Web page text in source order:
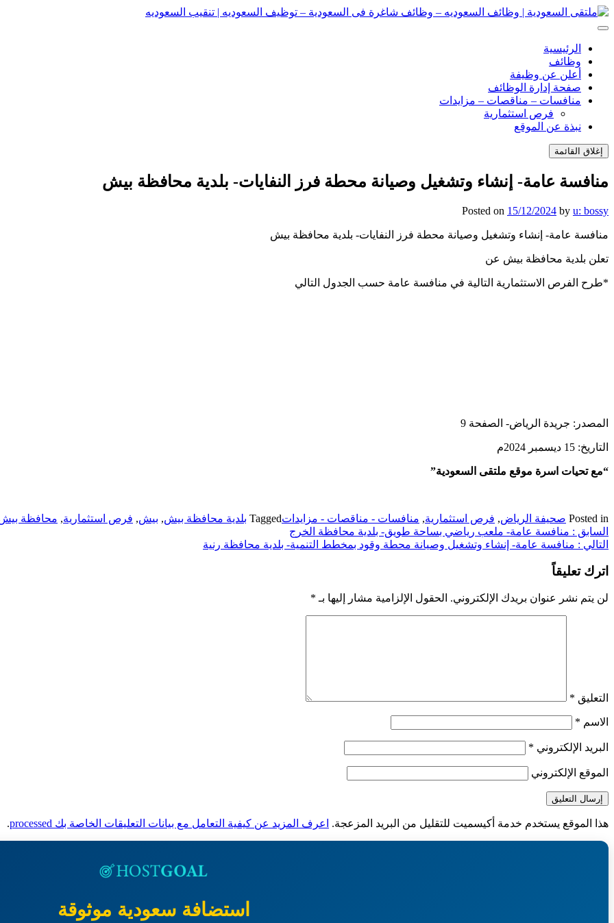
انتقل
إلى
الرئيسية
وظائف
أعلن عن وظيفة
صفحة إدارة الوظائف
منافسات – مناقصات – مزايدات
فرص استثمارية
نبذة عن الموقع
إغلاق القائمة
منافسة عامة- إنشاء وتشغيل وصيانة محطة فرز النفايات- بلدية محافظة بيش
Posted on 15/12/2024 by u: bossy
منافسة عامة- إنشاء وتشغيل وصيانة محطة فرز النفايات- بلدية محافظة بيش
تعلن بلدية محافظة بيش عن
*طرح الفرص الاستثمارية التالية في منافسة عامة حسب الجدول التالي
المصدر: جريدة الرياض- الصفحة 9
التاريخ: 15 ديسمبر 2024م
“مع تحيات اسرة موقع ملتقى السعودية”
Posted in صحيفة الرياض, فرص استثمارية, منافسات - مناقصات - مزايداتTagged بلدية محافظة بيش, بيش, فرص استثمارية, محافظة
تصفّح
المقالات
السابق : منافسة عامة- ملعب رياضي بساحة طويق- بلدية محافظة الخرج
التالي : منافسة عامة- إنشاء وتشغيل وصيانة محطة وقود بمخطط التنمية- بلدية محافظة رنية
اترك تعليقاً
لن يتم نشر عنوان بريدك الإلكتروني. الحقول الإلزامية مشار إليها بـ *
التعليق *
الاسم *
البريد الإلكتروني *
الموقع الإلكتروني
هذا الموقع يستخدم خدمة أكيسميت للتقليل من البريد المزعجة. اعرف المزيد عن كيفية التعامل مع بيانات التعليقات الخاصة بك processed .
استضافة سعودية موثوقة